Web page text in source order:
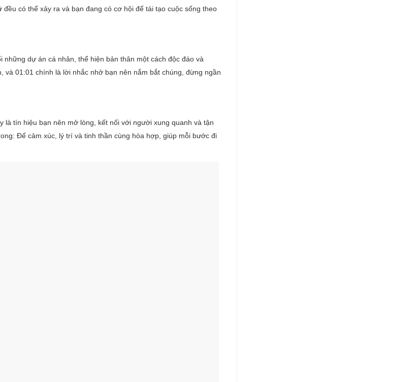
có thể xảy ra và bạn đang có cơ hội để tái tạo cuộc sống theo
dự án cá nhân, thể hiện bản thân một cách độc đáo và
01:01 chính là lời nhắc nhở bạn nên nắm bắt chúng, đừng ngần
tín hiệu bạn nên mở lòng, kết nối với người xung quanh và tận
Để cảm xúc, lý trí và tinh thần cùng hòa hợp, giúp mỗi bước đi